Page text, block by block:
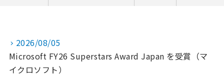
2026/08/05
Microsoft FY26 Superstars Award Japan を受賞（マ
イクロソフト）